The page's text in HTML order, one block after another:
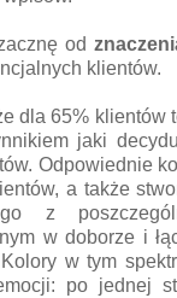
od
klientów.
dla 65% klientów
jaki
Odpowiednie
a także
z
w doborze i
w tym
po jednej